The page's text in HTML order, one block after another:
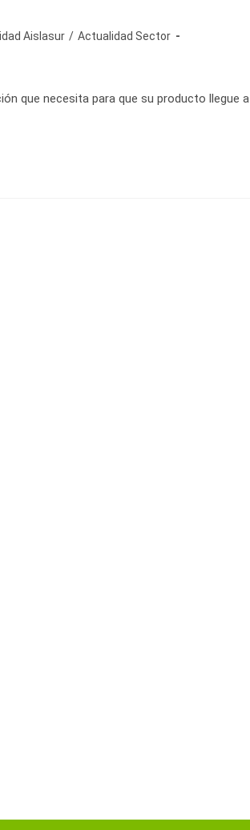
Aislasur / Actualidad Sector
que necesita para que su producto llegue a